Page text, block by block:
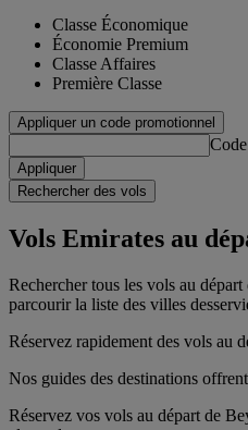
Classe Économique
Économie Premium
Classe Affaires
Première Classe
Appliquer un code promotionnel
Appliquer
Rechercher des vols
Vols Emirates au
Rechercher tous les vols au
parcourir la liste des villes
Réservez rapidement des vols au
Nos guides des destinations
Réservez vos vols au départ de